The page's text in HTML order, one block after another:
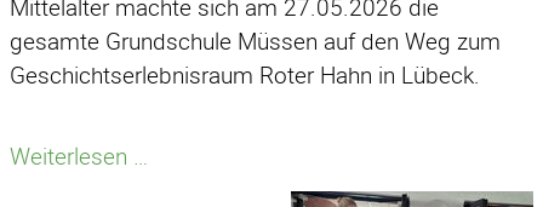
Mittelalter machte sich am 27.05.2026 die
gesamte Grundschule Müssen auf den Weg zum
Geschichtserlebnisraum Roter Hahn in Lübeck.
Weiterlesen …